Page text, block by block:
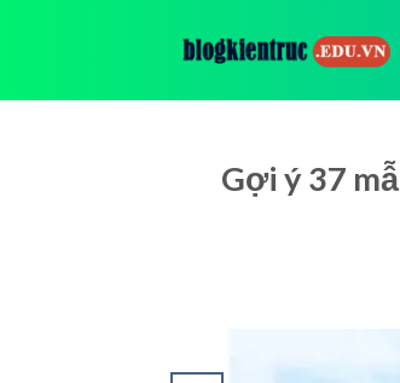
Gợi ý 37